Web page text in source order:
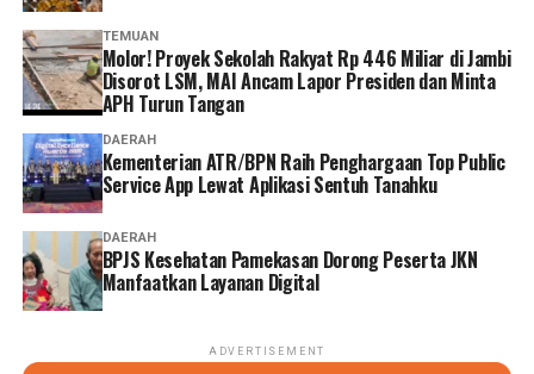
TEMUAN
Molor! Proyek Sekolah Rakyat Rp 446 Miliar di Jambi
Disorot LSM, MAI Ancam Lapor Presiden dan Minta
APH Turun Tangan
DAERAH
Kementerian ATR/BPN Raih Penghargaan Top Public
Service App Lewat Aplikasi Sentuh Tanahku
DAERAH
BPJS Kesehatan Pamekasan Dorong Peserta JKN
Manfaatkan Layanan Digital
ADVERTISEMENT